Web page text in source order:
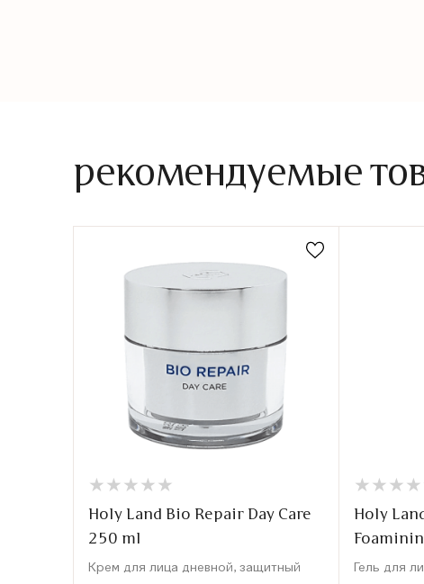
рекомендуемые
★
★ ★
★ ★
★ ★
★ ★
★
Holy Land Bio Repair Day Care
250 ml
Крем для лица дневной, защитный
★
★ ★
★ ★
★ ★
★
Holy
Гель для